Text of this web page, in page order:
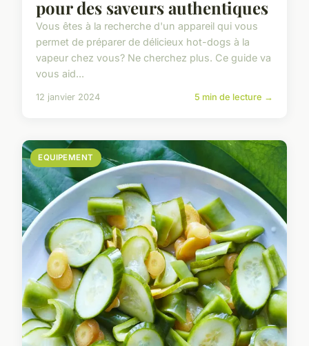
pour des saveurs authentiques
Vous êtes à la recherche d'un appareil qui vous
permet de préparer de délicieux hot-dogs à la
vapeur chez vous? Ne cherchez plus. Ce guide va
vous aid...
12 janvier 2024 5 min de lecture →
EQUIPEMENT